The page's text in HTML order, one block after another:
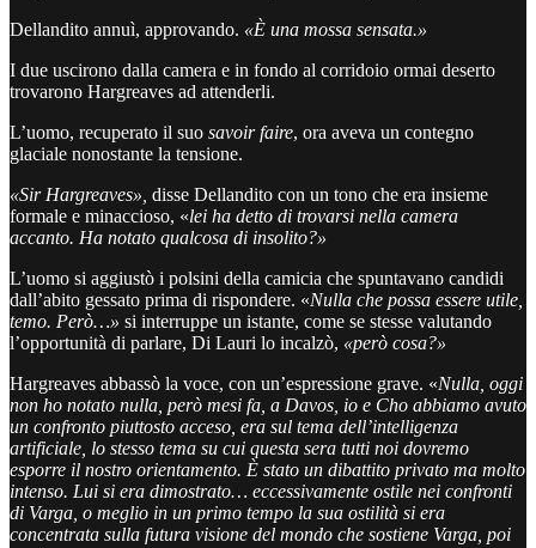
Dellandito annuì, approvando. «È una mossa sensata.»
I due uscirono dalla camera e in fondo al corridoio ormai deserto
trovarono Hargreaves ad attenderli.
L’uomo, recuperato il suo savoir faire, ora aveva un contegno
glaciale nonostante la tensione.
«Sir Hargreaves», disse Dellandito con un tono che era insieme
formale e minaccioso, «lei ha detto di trovarsi nella camera
accanto. Ha notato qualcosa di insolito?»
L’uomo si aggiustò i polsini della camicia che spuntavano candidi
dall’abito gessato prima di rispondere. «Nulla che possa essere utile,
temo. Però…» si interruppe un istante, come se stesse valutando
l’opportunità di parlare, Di Lauri lo incalzò, «però cosa?»
Hargreaves abbassò la voce, con un’espressione grave. «Nulla, oggi
non ho notato nulla, però mesi fa, a Davos, io e Cho abbiamo avuto
un confronto piuttosto acceso, era sul tema dell’intelligenza
artificiale, lo stesso tema su cui questa sera tutti noi dovremo
esporre il nostro orientamento. È stato un dibattito privato ma molto
intenso. Lui si era dimostrato… eccessivamente ostile nei confronti
di Varga, o meglio in un primo tempo la sua ostilità si era
concentrata sulla futura visione del mondo che sostiene Varga, poi